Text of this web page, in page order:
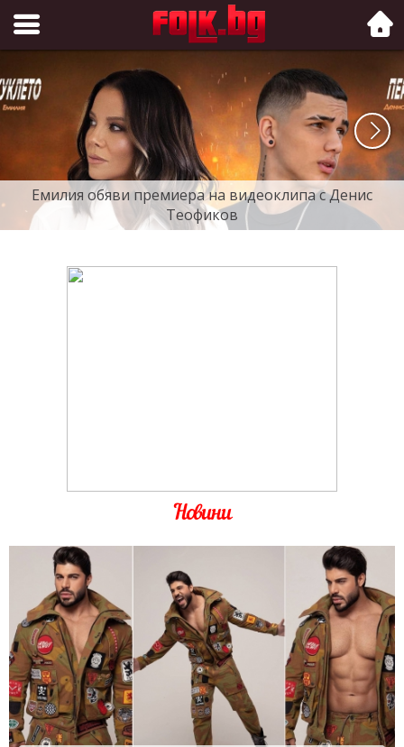
Folk.bg
Емилия обяви премиера на видеоклипа с Денис
Теофиков
Новини